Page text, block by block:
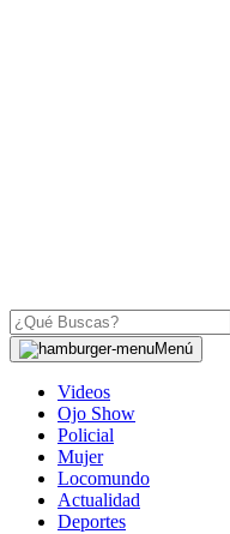
Menú
Videos
Ojo Show
Policial
Mujer
Locomundo
Actualidad
Deportes